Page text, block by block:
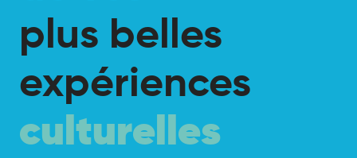
plus belles
expériences
touristique